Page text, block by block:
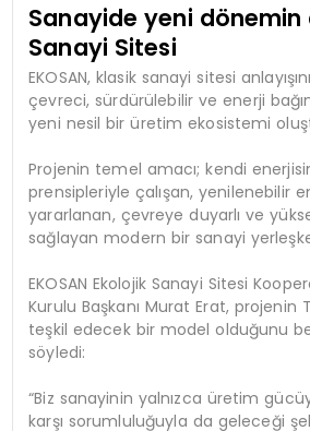
Sanayide yeni dönemin
Sanayi Sitesi
EKOSAN, klasik sanayi sitesi
çevreci, sürdürülebilir ve enerji
yeni nesil bir üretim ekosistemi
Projenin temel amacı; kendi
prensipleriyle çalışan, yenilenebilir
yararlanan, çevreye duyarlı ve
sağlayan modern bir sanayi
EKOSAN Ekolojik Sanayi Sitesi
Kurulu Başkanı Murat Erat, projenin
teşkil edecek bir model olduğunu
söyledi:
“Biz sanayinin yalnızca üretim
karşı sorumluluğuyla da geleceği